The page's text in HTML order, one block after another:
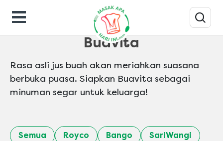
Ramadan
Buavita
Rasa asli jus buah akan meriahkan suasana
berbuka puasa. Siapkan Buavita sebagai
minuman segar untuk keluarga!
Semua Royco Bango
SariWangi